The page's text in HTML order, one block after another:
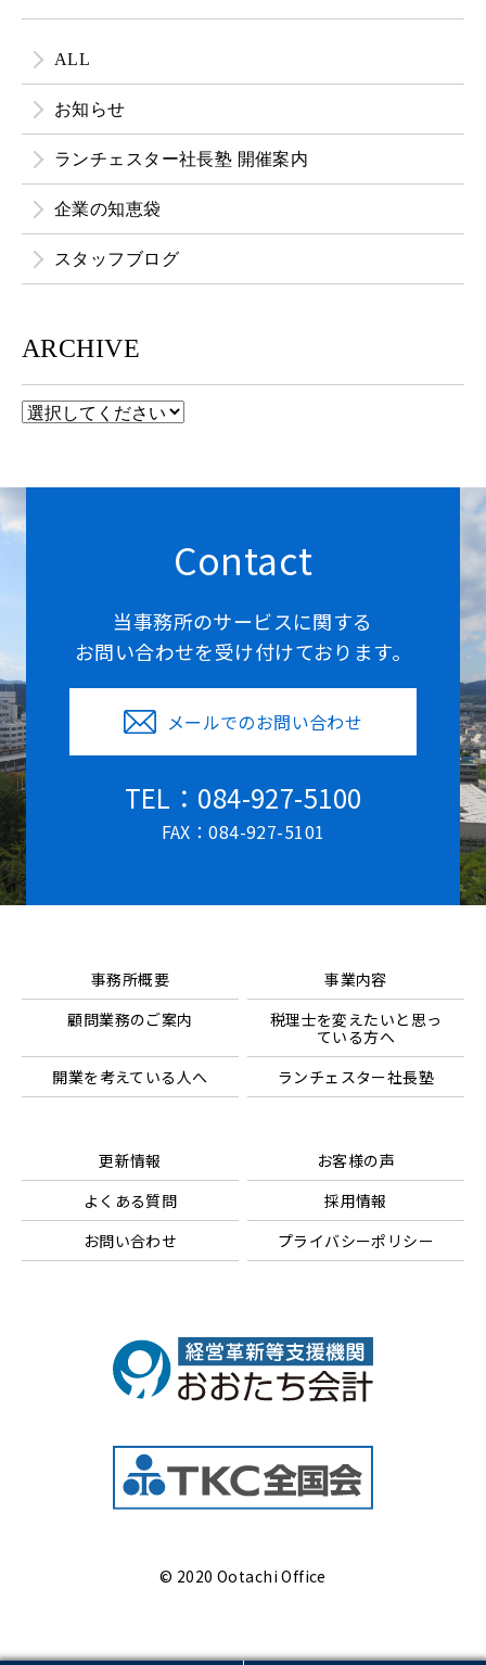
ALL
お知らせ
ランチェスター社長塾 開催案内
企業の知恵袋
スタッフブログ
ARCHIVE
Contact
当事務所のサービスに関する
お問い合わせを受け付けております。
メールでのお問い合わせ
TEL：084-927-5100
FAX：084-927-5101
事務所概要
事業内容
顧問業務のご案内
税理士を変えたいと思っ
ている方へ
開業を考えている人へ
ランチェスター社長塾
更新情報
お客様の声
よくある質問
採用情報
お問い合わせ
プライバシーポリシー
© 2020 Ootachi Office